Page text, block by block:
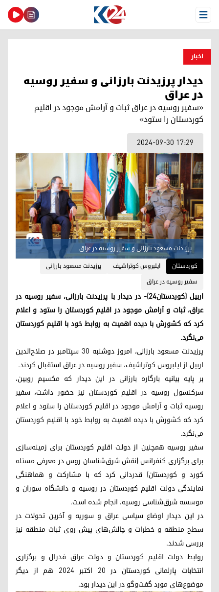
Open Menu
اخبار
دیدار پرزیدنت بارزانی و سفیر روسیه
در عراق
«سفیر روسیه در عراق ثبات و آرامش موجود در اقلیم
کوردستان را ستود»
2024-09-30 17:29
پرزیدنت مسعود بارزانی و سفیر روسیه در عراق
کوردستان
ایلبروس کوتراشیف
پرزیدنت مسعود بارزانی
سفیر روسیه در عراق
اربیل (کوردستان٢٤)- در دیدار با پرزیدنت بارزانی، سفیر روسیه در
عراق، ثبات و آرامش موجود در اقلیم کوردستان را ستود و اعلام
کرد که کشورش با دیده اهمیت به روابط خود با اقلیم کوردستان
می‌نگرد.
پرزیدنت مسعود بارزانی، امروز دوشنبه ۳۰ سپتامبر در صلاح‌الدین
اربیل از ایلبروس کوتراشیف، سفیر روسیه در عراق استقبال کردند.
بر پایه بیانیه بارگاره بارزانی در این دیدار که مکسیم روبین،‌
سرکنسول روسیه در اقلیم کوردستان نیز حضور داشت، سفیر
روسیه ثبات و آرامش موجود در اقلیم کوردستان را ستود و اعلام
کرد که کشورش با دیده اهمیت به روابط خود با اقلیم کوردستان
می‌نگرد.
سفیر روسیه همچنین از دولت اقلیم کوردستان برای زمینه‌‌سازی
برای برگزاری کنفرانس (نقش شرق‌شناسان روس در معرفی مسئله
کورد و کوردستان) قدردانی کرد که با مشارکت و هماهنگی
نمایندگی دولت اقلیم کوردستان در روسیه و دانشگاه سوران و
موسسه شرق‌شناسی روسیه، انجام شده است.
در این دیدار اوضاع سیاسی عراق و سوریه و آخرین تحولات در
سطح منطقه و خطرات و چالش‌های پیش روی ثبات منطقه نیز
بررسی شدند.
روابط دولت اقلیم کوردستان و دولت عراق فدرال و برگزاری
انتخابات پارلمانی کوردستان در ۲۰ اکتبر ۲۰۲۴ هم از دیگر
موضوع‌های مورد گفت‌وگو در این دیدار بود.